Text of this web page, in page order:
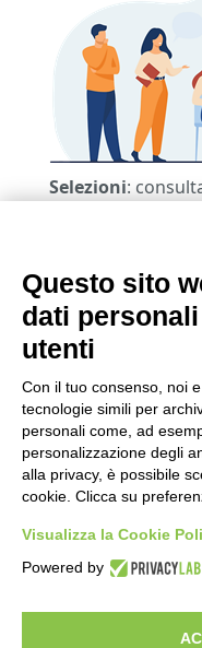
Selezioni:
Questo sito
dati
utenti
Con il tuo consenso, noi
tecnologie simili per
personali come, ad
personalizzazione degli
alla privacy, è possibile
cookie. Clicca su
Visualizza la Cookie
Powered by